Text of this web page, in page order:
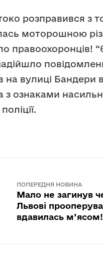
розправився з
моторошною
правоохоронців!
на вулиці Бандери
з ознаками
ПОПЕРЕДНЯ НОВИНА
Мало не загинув
Львові
вдавилась м’ясом!